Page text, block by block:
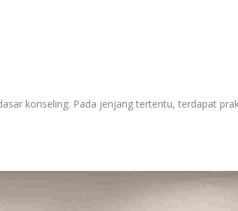
konseling. Pada jenjang tertentu, terdapat